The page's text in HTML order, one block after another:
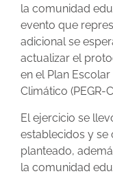
la comunidad
evento que
adicional se
actualizar el
en el Plan
Climático (PEGR-
El ejercicio se
establecidos y
planteado,
la comunidad